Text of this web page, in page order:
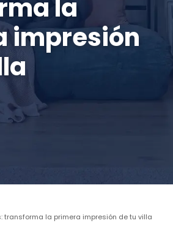
la
impresión
transforma la primera impresión de tu villa